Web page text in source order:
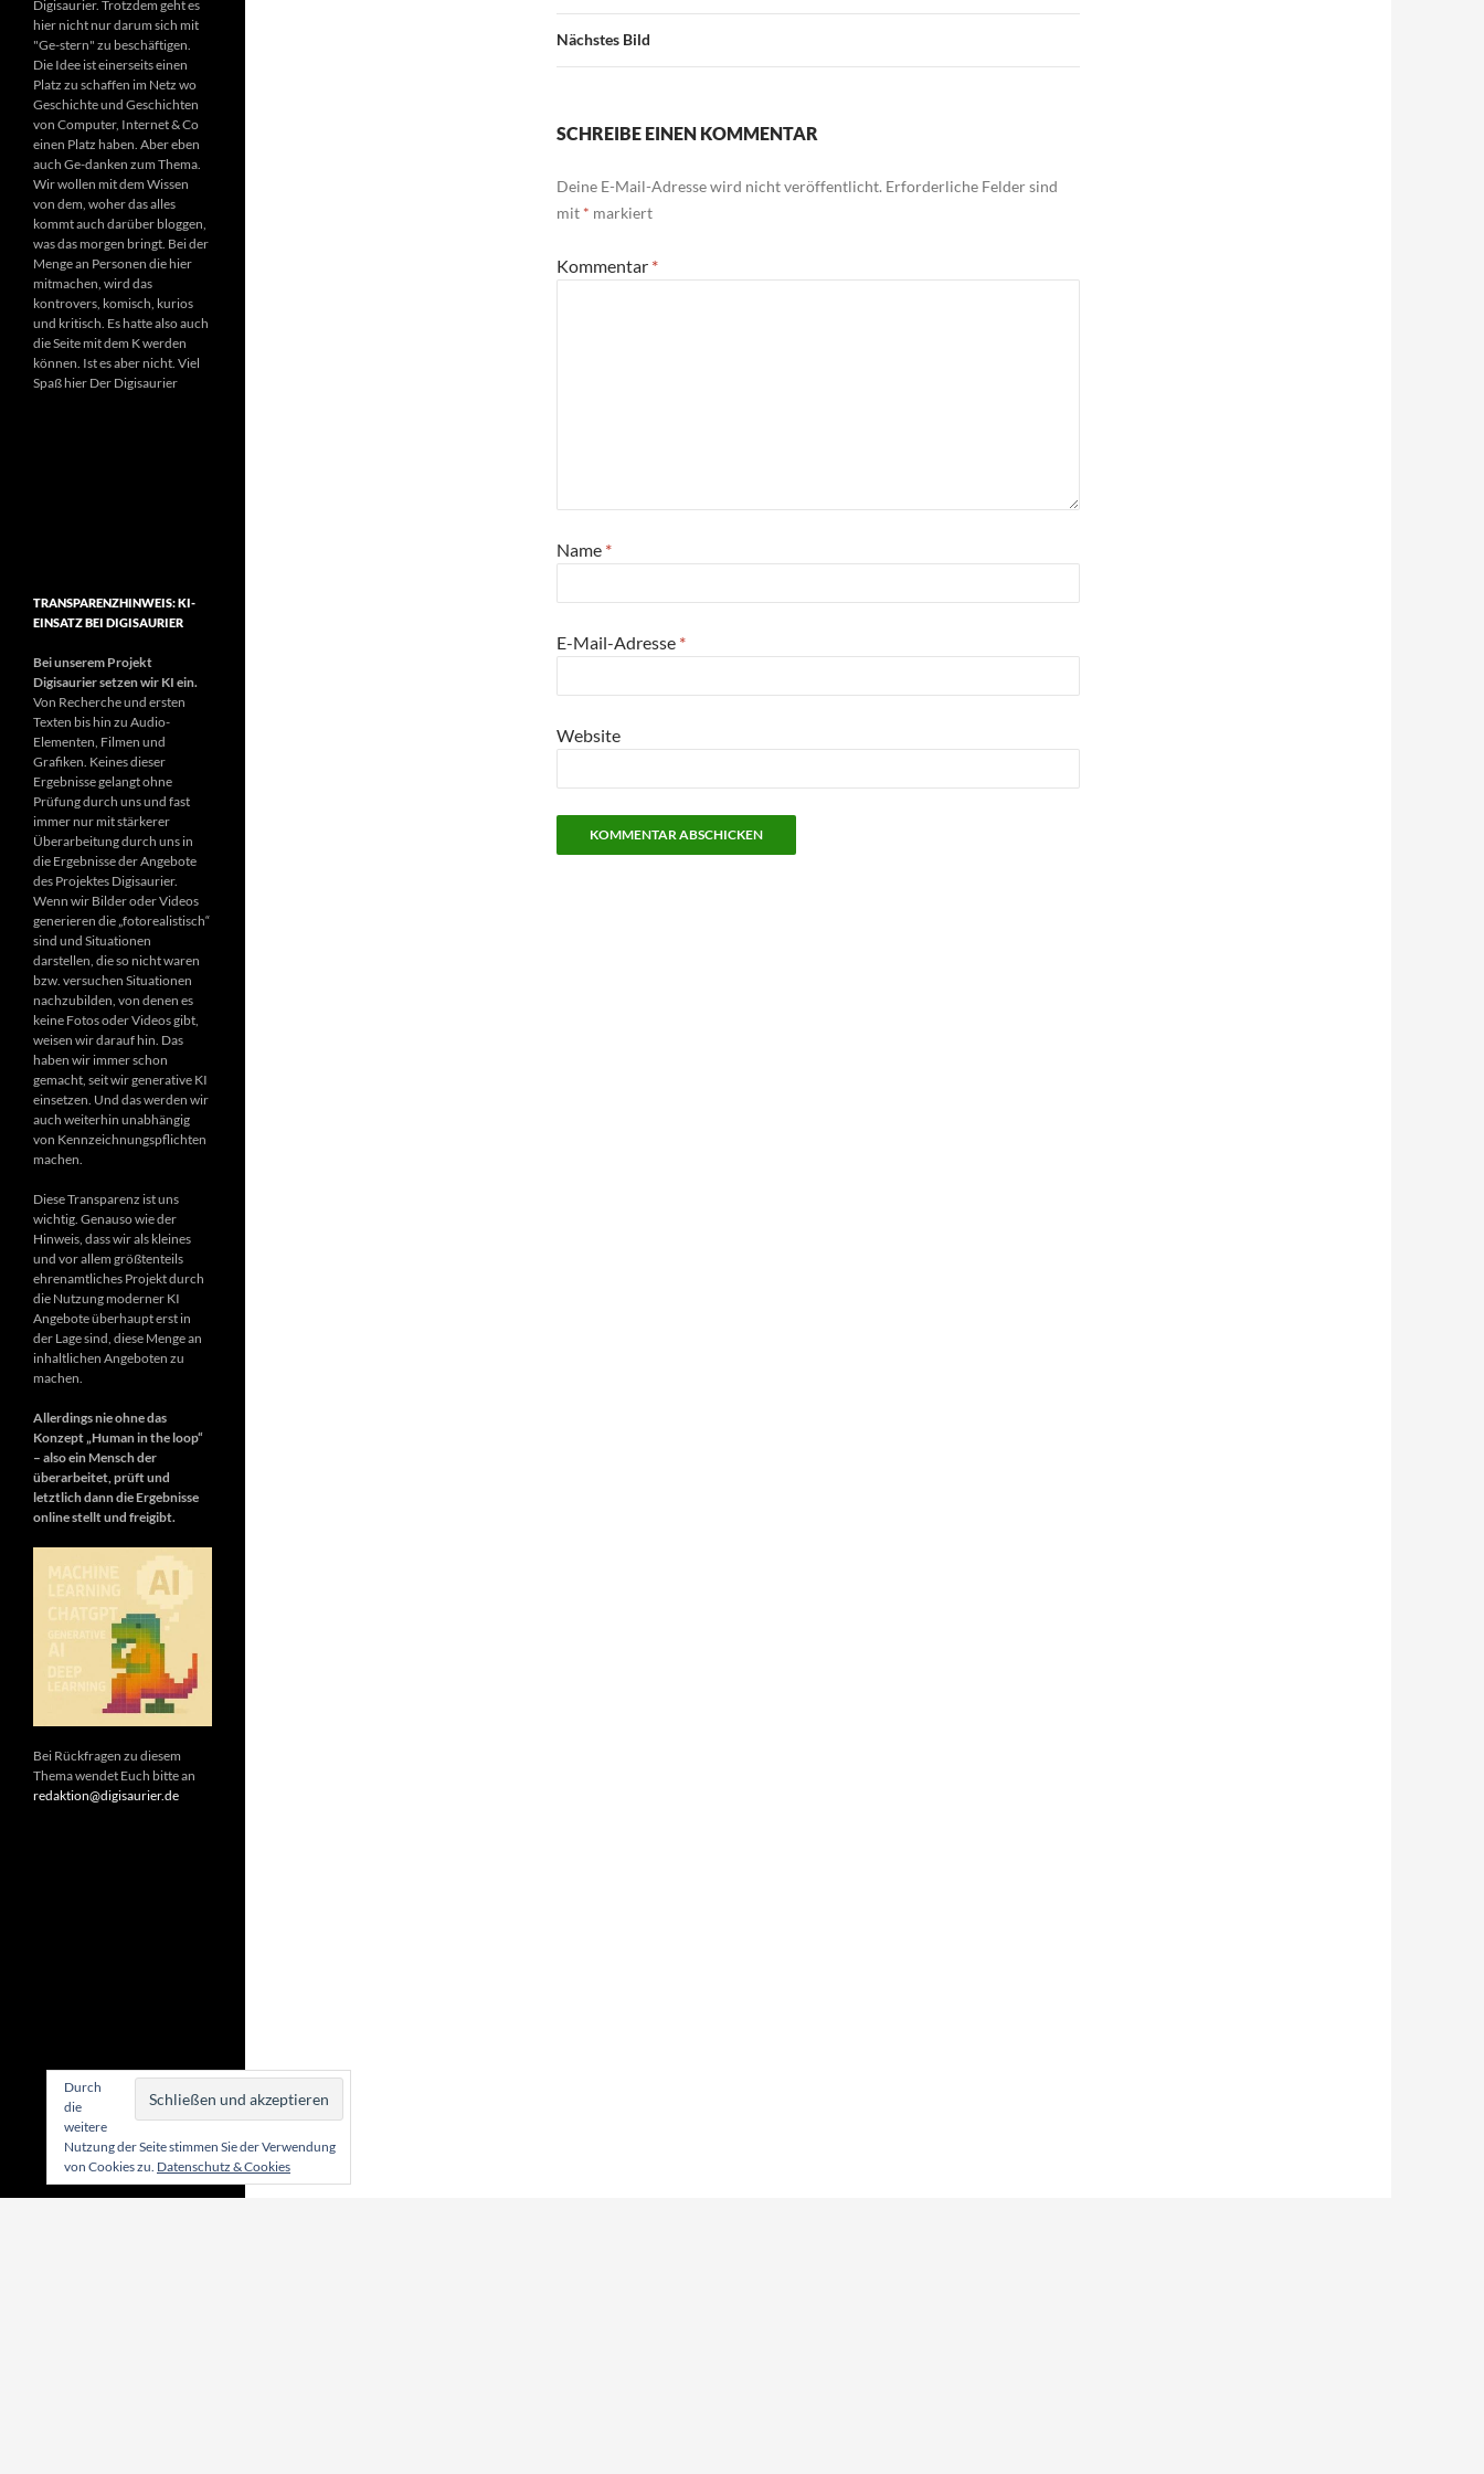
Nächstes Bild
SCHREIBE EINEN KOMMENTAR
Deine E-Mail-Adresse wird nicht veröffentlicht. Erforderliche Felder sind
mit * markiert
Kommentar *
Name *
E-Mail-Adresse *
Website
Digisaurier. Trotzdem geht es
hier nicht nur darum sich mit
"Ge-stern" zu beschäftigen.
Die Idee ist einerseits einen
Platz zu schaffen im Netz wo
Geschichte und Geschichten
von Computer, Internet & Co
einen Platz haben. Aber eben
auch Ge-danken zum Thema.
Wir wollen mit dem Wissen
von dem, woher das alles
kommt auch darüber bloggen,
was das morgen bringt. Bei der
Menge an Personen die hier
mitmachen, wird das
kontrovers, komisch, kurios
und kritisch. Es hatte also auch
die Seite mit dem K werden
können. Ist es aber nicht. Viel
Spaß hier Der Digisaurier
TRANSPARENZHINWEIS: KI-
EINSATZ BEI DIGISAURIER
Bei unserem Projekt
Digisaurier setzen wir KI ein.
Von Recherche und ersten
Texten bis hin zu Audio-
Elementen, Filmen und
Grafiken. Keines dieser
Ergebnisse gelangt ohne
Prüfung durch uns und fast
immer nur mit stärkerer
Überarbeitung durch uns in
die Ergebnisse der Angebote
des Projektes Digisaurier.
Wenn wir Bilder oder Videos
generieren die „fotorealistisch“
sind und Situationen
darstellen, die so nicht waren
bzw. versuchen Situationen
nachzubilden, von denen es
keine Fotos oder Videos gibt,
weisen wir darauf hin. Das
haben wir immer schon
gemacht, seit wir generative KI
einsetzen. Und das werden wir
auch weiterhin unabhängig
von Kennzeichnungspflichten
machen.
Diese Transparenz ist uns
wichtig. Genauso wie der
Hinweis, dass wir als kleines
und vor allem größtenteils
ehrenamtliches Projekt durch
die Nutzung moderner KI
Angebote überhaupt erst in
der Lage sind, diese Menge an
inhaltlichen Angeboten zu
machen.
Allerdings nie ohne das
Konzept „Human in the loop“
– also ein Mensch der
überarbeitet, prüft und
letztlich dann die Ergebnisse
online stellt und freigibt.
Bei Rückfragen zu diesem
Thema wendet Euch bitte an
redaktion@digisaurier.de
Durch
die
weitere
Nutzung der Seite stimmen Sie der Verwendung
von Cookies zu. Datenschutz & Cookies